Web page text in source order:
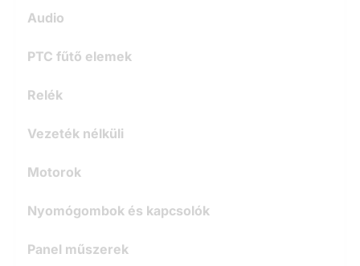
Audio
PTC fűtő elemek
Relék
Vezeték nélküli
Motorok
Nyomógombok és kapcsolók
Panel műszerek